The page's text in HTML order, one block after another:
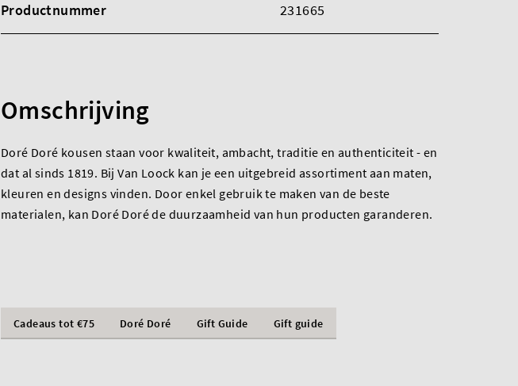
Productnummer 231665
Omschrijving
Doré Doré kousen staan voor kwaliteit, ambacht, traditie en authenticiteit - en
dat al sinds 1819. Bij Van Loock kan je een uitgebreid assortiment aan maten,
kleuren en designs vinden. Door enkel gebruik te maken van de beste
materialen, kan Doré Doré de duurzaamheid van hun producten garanderen.
Cadeaus tot €75 Doré Doré Gift Guide Gift guide